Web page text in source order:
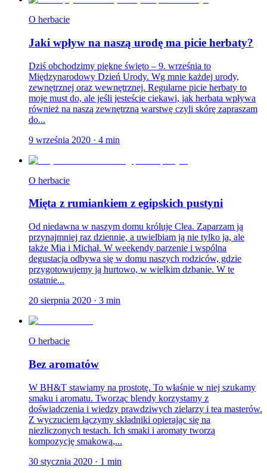
O herbacie
Jaki wpływ na naszą urodę ma picie herbaty?
Dziś obchodzimy piękne święto – 9. września to
Międzynarodowy Dzień Urody. Wg mnie każdej urody,
zewnętrznej oraz wewnętrznej. Regularne picie herbaty to
moje must do, ale jeśli jesteście ciekawi, jak herbata wpływa
również na naszą zewnętrzną warstwę czyli skórę zapraszam
do...
9 września 2020 · 4 min
O herbacie
Mięta z rumiankiem z egipskich pustyni
Od niedawna w naszym domu króluje Clea. Zaparzam ją
przynajmniej raz dziennie, a uwielbiam ją nie tylko ja, ale
także Mia i Michał. W weekendy parzenie i wspólna
degustacja odbywa się w domu naszych rodziców, gdzie
przygotowujemy ją hurtowo, w wielkim dzbanie. W te
ostatnie...
20 sierpnia 2020 · 3 min
O herbacie
Bez aromatów
W BH&T stawiamy na prostotę. To właśnie w niej szukamy
smaku i aromatu. Tworząc blendy korzystamy z
doświadczenia i wiedzy prawdziwych zielarzy i tea masterów.
Z wyczuciem łączymy składniki opierając się na
niezliczonych testach. Ich smaki i aromaty tworzą
kompozycję smakową,...
30 stycznia 2020 · 1 min